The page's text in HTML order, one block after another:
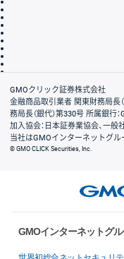
会社案内
GMOクリック証券株式会社
金融商品取引業者 関東財務局長
務局長（銀代）第330号 所属銀行
加入協会：日本証券業協会、一
当社はGMOインターネットグル
© GMO CLICK Securities, Inc.
GMOインターネットグ